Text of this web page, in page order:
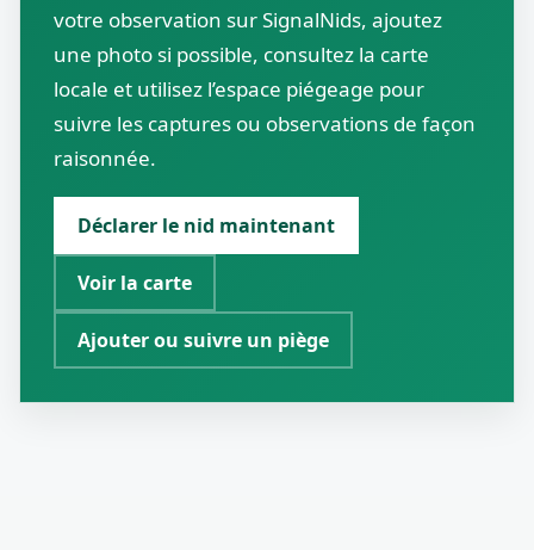
votre observation sur SignalNids, ajoutez
une photo si possible, consultez la carte
locale et utilisez l’espace piégeage pour
suivre les captures ou observations de façon
raisonnée.
Déclarer le nid maintenant
Voir la carte
Ajouter ou suivre un piège